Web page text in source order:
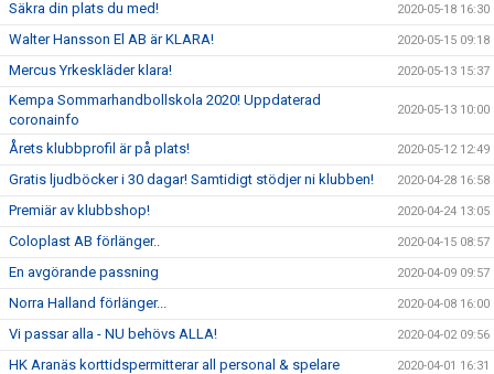
Säkra din plats du med! 2020-05-18 16:30
Walter Hansson El AB är KLARA! 2020-05-15 09:18
Mercus Yrkeskläder klara! 2020-05-13 15:37
Kempa Sommarhandbollskola 2020! Uppdaterad
coronainfo
2020-05-13 10:00
Årets klubbprofil är på plats! 2020-05-12 12:49
Gratis ljudböcker i 30 dagar! Samtidigt stödjer ni klubben! 2020-04-28 16:58
Premiär av klubbshop! 2020-04-24 13:05
Coloplast AB förlänger.. 2020-04-15 08:57
En avgörande passning 2020-04-09 09:57
Norra Halland förlänger... 2020-04-08 16:00
Vi passar alla - NU behövs ALLA! 2020-04-02 09:56
HK Aranäs korttidspermitterar all personal & spelare 2020-04-01 16:31